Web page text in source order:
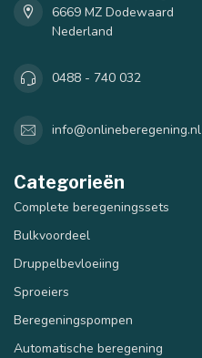
6669 MZ Dodewaard
Nederland
0488 - 740 032
info@onlineberegening.nl
Categorieën
Complete beregeningssets
Bulkvoordeel
Druppelbevloeiing
Sproeiers
Beregeningspompen
Automatische beregening